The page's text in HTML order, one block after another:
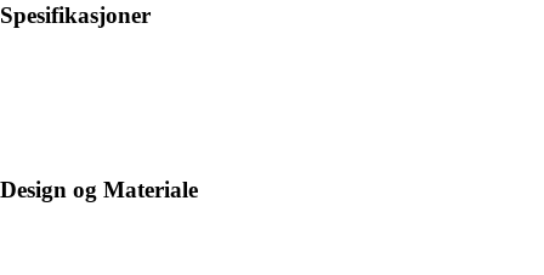
Spesifikasjoner
Design og Materiale